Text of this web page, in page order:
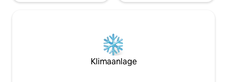
Klimaanlage